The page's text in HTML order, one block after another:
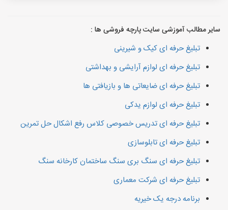
سایر مطالب آموزشی سایت پارچه فروشی ها :
تبلیغ حرفه ای کیک و شیرینی
تبلیغ حرفه ای لوازم آرایشی و بهداشتی
تبلیغ حرفه ای ضایعاتی ها و بازیافتی ها
تبلیغ حرفه ای لوازم یدکی
تبلیغ حرفه ای تدریس خصوصی کلاس رفع اشکال حل تمرین
تبلیغ حرفه ای تابلوسازی
تبلیغ حرفه ای سنگ بری سنگ ساختمان کارخانه سنگ
تبلیغ حرفه ای شرکت معماری
برنامه درجه یک خیریه